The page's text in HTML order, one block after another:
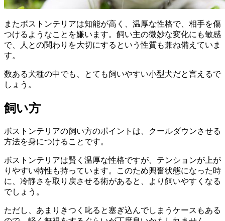
またボストンテリアは知能が高く、温厚な性格で、相手を傷
つけるようなことを嫌います。飼い主の微妙な変化にも敏感
で、人との関わりを大切にするという性質も兼ね備えていま
す。
数ある犬種の中でも、とても飼いやすい小型犬だと言えるで
しょう。
飼い方
ボストンテリアの飼い方のポイントは、
クールダウンさせる
方法を身につける ことです。
ボストンテリアは賢く温厚な性格ですが、テンションが上が
りやすい特性も持っています。このため興奮状態になった時
に、冷静さを取り戻させる術があると、より飼いやすくなる
でしょう。
ただし、あまりきつく叱ると塞ぎ込んでしまうケースもある